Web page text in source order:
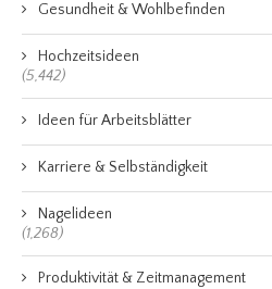
Gesundheit & Wohlbefinden
Hochzeitsideen
(5,442)
Ideen für Arbeitsblätter
Karriere & Selbständigkeit
Nagelideen
(1,268)
Produktivität & Zeitmanagement